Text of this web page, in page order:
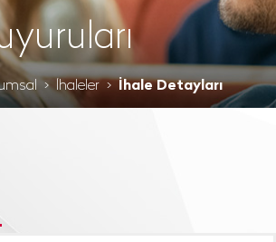
İhaleler İhale Detayları